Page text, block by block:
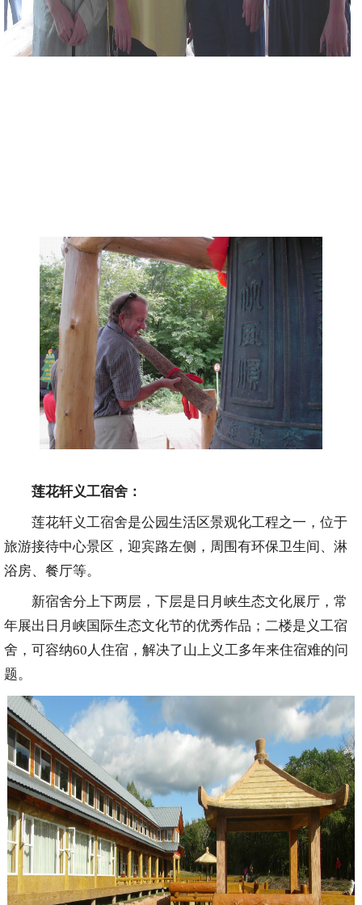
莲花轩义工宿舍：
莲花轩义工宿舍是公园生活区景观化工程之一，位于
旅游接待中心景区，迎宾路左侧，周围有环保卫生间、淋
浴房、餐厅等。
新宿舍分上下两层，下层是日月峡生态文化展厅，常
年展出日月峡国际生态文化节的优秀作品；二楼是义工宿
舍，可容纳60人住宿，解决了山上义工多年来住宿难的问
题。